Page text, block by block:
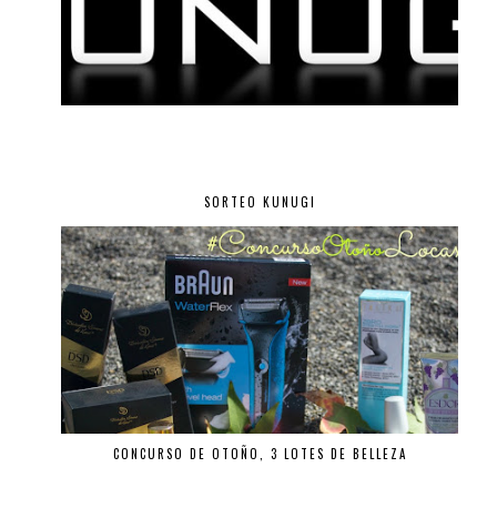
SORTEO KUNUGI
CONCURSO DE OTOÑO, 3 LOTES DE BELLEZA